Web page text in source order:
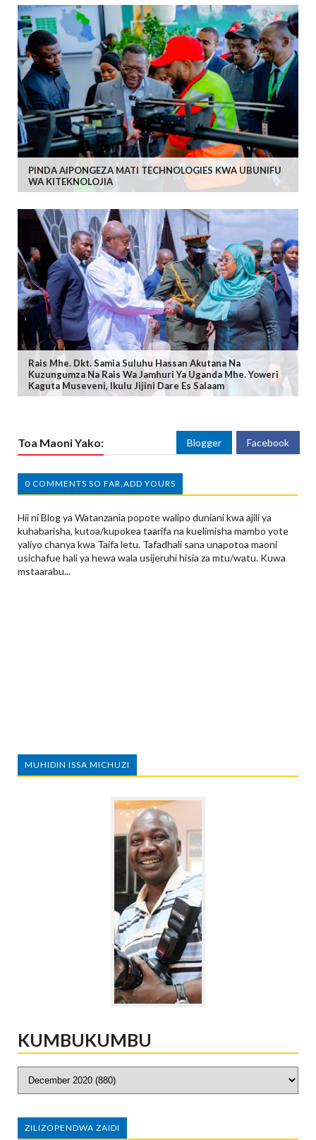
PINDA AIPONGEZA MATI TECHNOLOGIES KWA UBUNIFU
WA KITEKNOLOJIA
Rais Mhe. Dkt. Samia Suluhu Hassan Akutana Na
Kuzungumza Na Rais Wa Jamhuri Ya Uganda Mhe. Yoweri
Kaguta Museveni, Ikulu Jijini Dare Es Salaam
Toa Maoni Yako: Blogger Facebook
0 COMMENTS SO FAR,ADD YOURS
Hii ni Blog ya Watanzania popote walipo duniani kwa ajili ya
kuhabarisha, kutoa/kupokea taarifa na kuelimisha mambo yote
yaliyo chanya kwa Taifa letu. Tafadhali sana unapotoa maoni
usichafue hali ya hewa wala usijeruhi hisia za mtu/watu. Kuwa
mstaarabu...
MUHIDIN ISSA MICHUZI
KUMBUKUMBU
ZILIZOPENDWA ZAIDI